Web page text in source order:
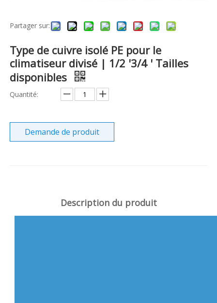
Partager sur:
Type de cuivre isolé PE pour le
climatiseur divisé | 1/2 '3/4 ' Tailles
disponibles
Quantité:
Demande de produit
Description du produit